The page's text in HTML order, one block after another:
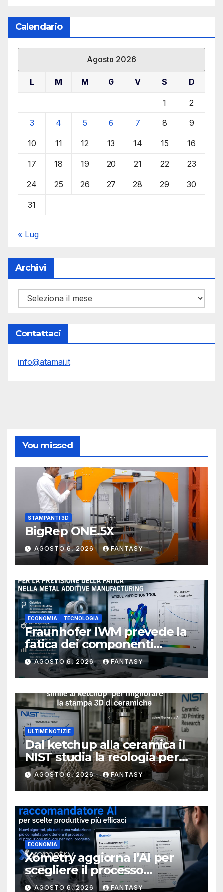
Calendario
Agosto 2026
L M M G V S D
1 2
3 4 5 6 7 8 9
10 11 12 13 14 15 16
17 18 19 20 21 22 23
24 25 26 27 28 29 30
31
« Lug
Archivi
Archivi
Contattaci
info@atamai.it
You missed
STAMPANTI 3D
BigRep ONE.5X
AGOSTO 6, 2026 FANTASY
ECONOMIA TECNOLOGIA
Fraunhofer IWM prevede la
fatica dei componenti
metallici stampati in 3D
AGOSTO 6, 2026 FANTASY
ULTIME NOTIZIE
Dal ketchup alla ceramica il
NIST studia la reologia per
rendere più affidabile la
stampa 3D
AGOSTO 6, 2026 FANTASY
ECONOMIA
Xometry aggiorna l’AI per
scegliere il processo
produttivo più adatto
AGOSTO 6, 2026 FANTASY